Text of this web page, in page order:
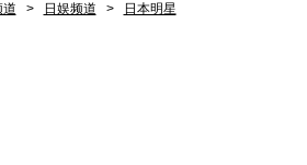
道 > 日娱频道 > 日本明星